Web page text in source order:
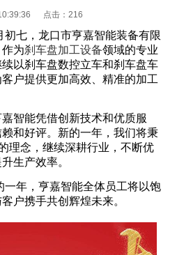
点击： 216
七，龙口市亨嘉智能装备有限
为刹车盘加工设备领域的专业
以刹车盘数控立车和刹车盘车
户提供更加高效、精准的加工
能凭借创新技术和优质服
和好评。新的一年，我们将秉
理念，继续深耕行业，不断优
生产效率。
年，亨嘉智能全体员工将以饱
户携手共创辉煌未来。